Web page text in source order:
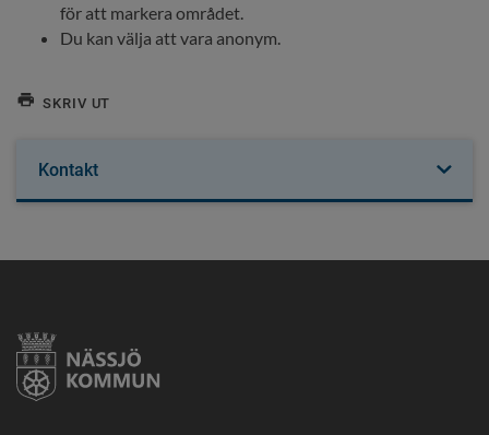
för att markera området.
Du kan välja att vara anonym.
SKRIV UT
Kontakt